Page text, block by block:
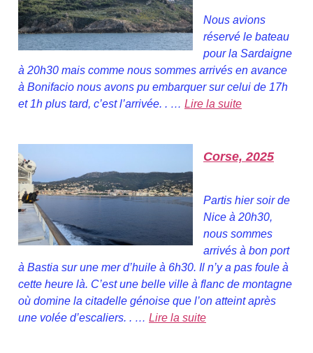
Nous avions
réservé le bateau
pour la Sardaigne
à 20h30 mais comme nous sommes arrivés en avance
à Bonifacio nous avons pu embarquer sur celui de 17h
et 1h plus tard, c’est l’arrivée. . … Lire la suite
Corse, 2025
Partis hier soir de
Nice à 20h30,
nous sommes
arrivés à bon port
à Bastia sur une mer d’huile à 6h30. Il n’y a pas foule à
cette heure là. C’est une belle ville à flanc de montagne
où domine la citadelle génoise que l’on atteint après
une volée d’escaliers. . … Lire la suite